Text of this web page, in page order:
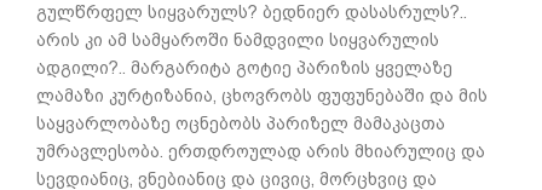
გულწრფელ სიყვარულს? ბედნიერ დასასრულს?..
არის კი ამ სამყაროში ნამდვილი სიყვარულის
ადგილი?.. მარგარიტა გოტიე პარიზის ყველაზე
ლამაზი კურტიზანია, ცხოვრობს ფუფუნებაში და მის
საყვარლობაზე ოცნებობს პარიზელ მამაკაცთა
უმრავლესობა. ერთდროულად არის მხიარულიც და
სევდიანიც, ვნებიანიც და ცივიც, მორცხვიც და